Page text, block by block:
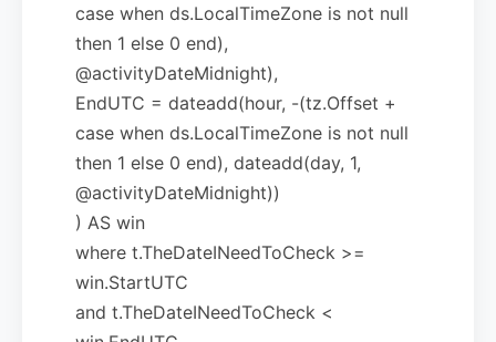
case when ds.LocalTimeZone is not null
then 1 else 0 end),
@activityDateMidnight),
EndUTC = dateadd(hour, -(tz.Offset +
case when ds.LocalTimeZone is not null
then 1 else 0 end), dateadd(day, 1,
@activityDateMidnight))
) AS win
where t.TheDateINeedToCheck >=
win.StartUTC
and t.TheDateINeedToCheck <